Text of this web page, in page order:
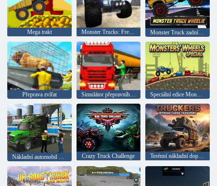
Mega trakt Monster Trucks: Freestyle Monster Truck zadní kolo
Přeprava zvířat Simulátor přepravního kamionu s ropným tankerem Speciální edice Monster Wheels
Crazy Truck Challenge Terénní nákladní doprava